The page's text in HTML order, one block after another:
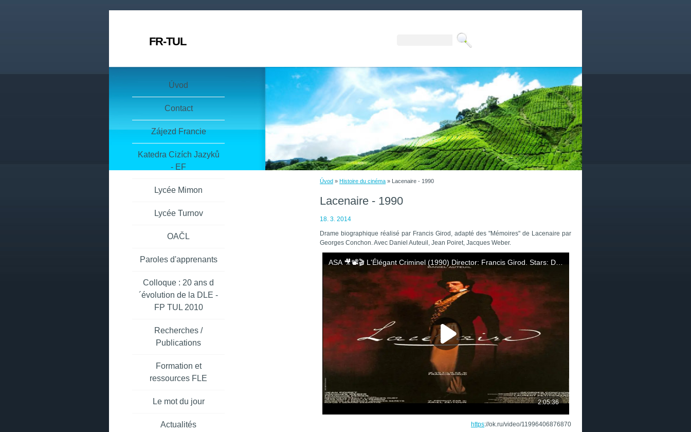
FR-TUL
Úvod » Histoire du cinéma » Lacenaire - 1990
Lacenaire - 1990
18. 3. 2014
Drame biographique réalisé par Francis Girod, adapté des "Mémoires" de Lacenaire par
Georges Conchon. Avec Daniel Auteuil, Jean Poiret, Jacques Weber.
https://ok.ru/video/11996406876870
Úvod
Contact
Zájezd Francie
Katedra Cizích Jazyků
- EF
Lycée Mimon
Lycée Turnov
OAČL
Paroles d'apprenants
Colloque : 20 ans d
´évolution de la DLE -
FP TUL 2010
Recherches /
Publications
Formation et
ressources FLE
Le mot du jour
Actualités